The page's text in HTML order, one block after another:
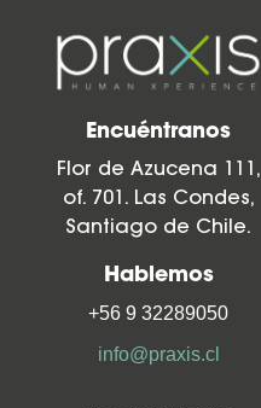
Encuéntranos
Flor de Azucena 111,
of. 701. Las Condes,
Santiago de Chile.
Hablemos
+56 9 32289050
info@praxis.cl